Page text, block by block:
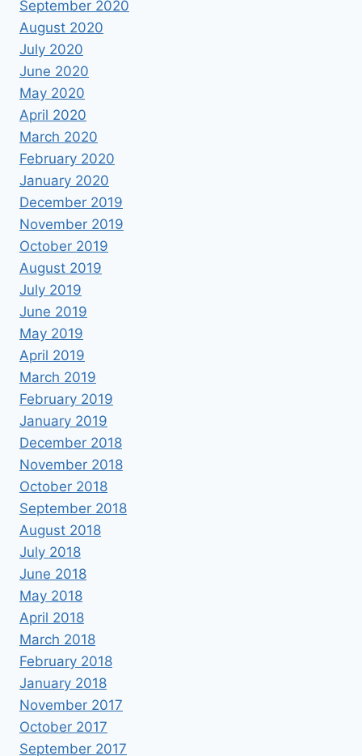
September 2020
August 2020
July 2020
June 2020
May 2020
April 2020
March 2020
February 2020
January 2020
December 2019
November 2019
October 2019
August 2019
July 2019
June 2019
May 2019
April 2019
March 2019
February 2019
January 2019
December 2018
November 2018
October 2018
September 2018
August 2018
July 2018
June 2018
May 2018
April 2018
March 2018
February 2018
January 2018
November 2017
October 2017
September 2017